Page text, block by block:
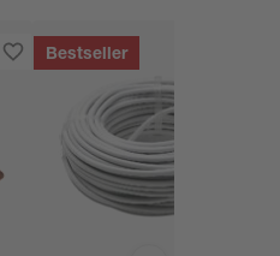
Bestseller